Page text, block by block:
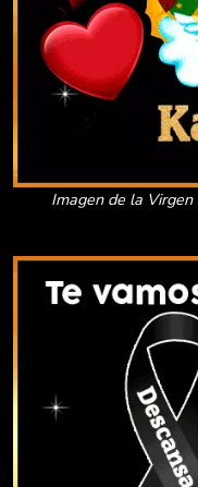
Imagen de la